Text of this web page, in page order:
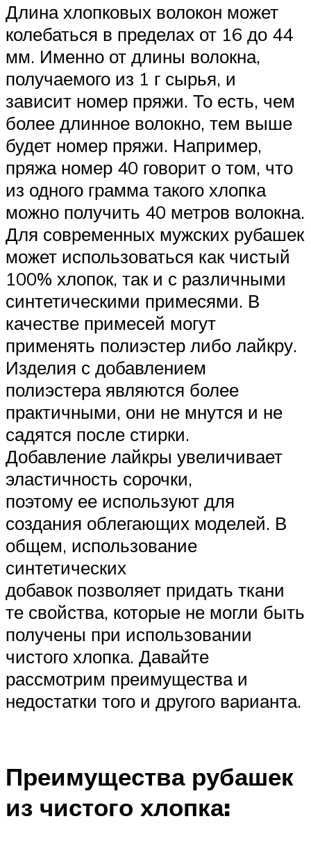
Длина хлопковых волокон может
колебаться в пределах от 16 до 44
мм. Именно от длины волокна,
получаемого из 1 г сырья, и
зависит номер пряжи. То есть, чем
более длинное волокно, тем выше
будет номер пряжи. Например,
пряжа номер 40 говорит о том, что
из одного грамма такого хлопка
можно получить 40 метров волокна.
Для современных мужских рубашек
может использоваться как чистый
100% хлопок, так и с различными
синтетическими примесями. В
качестве примесей могут
применять полиэстер либо лайкру.
Изделия с добавлением
полиэстера являются более
практичными, они не мнутся и не
садятся после стирки.
Добавление лайкры увеличивает
эластичность сорочки,
поэтому ее используют для
создания облегающих моделей. В
общем, использование
синтетических
добавок позволяет придать ткани
те свойства, которые не могли быть
получены при использовании
чистого хлопка. Давайте
рассмотрим преимущества и
недостатки того и другого варианта.
Преимущества рубашек
из чистого хлопка: